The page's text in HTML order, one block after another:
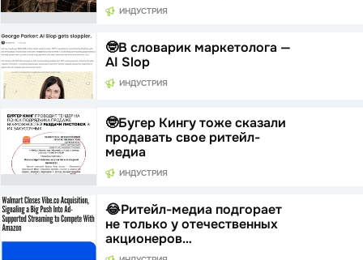
ИНДУСТРИЯ
🤓В словарик маркетолога —
AI Slop
ИНДУСТРИЯ
🤓Бугер Кингу тоже сказали
продавать свое ритейл-
медиа
ИНДУСТРИЯ
😂Ритейл-медиа подгорает
не только у отечественных
акционеров…